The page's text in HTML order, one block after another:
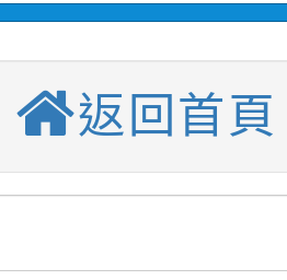
3招)
第1學期第9次
結果(第12招)】
招)
本土語及新住
桃園市115學
返回首頁